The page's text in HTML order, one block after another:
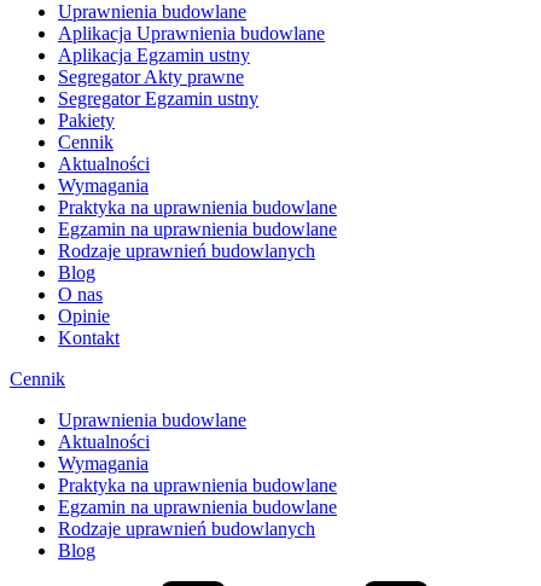
Uprawnienia budowlane
Aplikacja Uprawnienia budowlane
Aplikacja Egzamin ustny
Segregator Akty prawne
Segregator Egzamin ustny
Pakiety
Cennik
Aktualności
Wymagania
Praktyka na uprawnienia budowlane
Egzamin na uprawnienia budowlane
Rodzaje uprawnień budowlanych
Blog
O nas
Opinie
Kontakt
Cennik
Uprawnienia budowlane
Aktualności
Wymagania
Praktyka na uprawnienia budowlane
Egzamin na uprawnienia budowlane
Rodzaje uprawnień budowlanych
Blog